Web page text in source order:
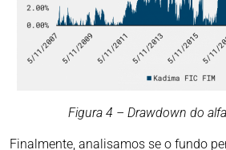
Figura 4 – Drawdown do
Finalmente, analisamos se o fundo